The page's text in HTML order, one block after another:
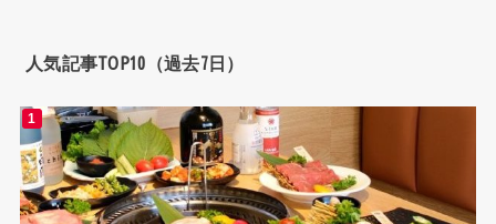
人気記事TOP10（過去7日）